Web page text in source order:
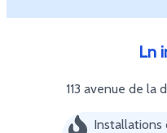
Ln
113 avenue de la
Installations